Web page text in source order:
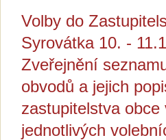
Volby do
Syrovátka 10. -
Zveřejnění
obvodů a jejich
zastupitelstva obce
jednotlivých